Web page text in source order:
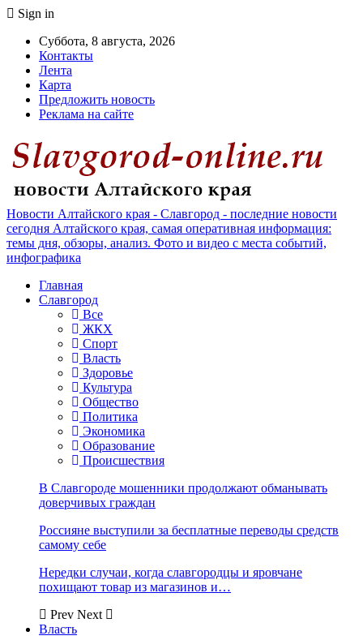
Sign in
Суббота, 8 августа, 2026
Контакты
Лента
Карта
Предложить новость
Реклама на сайте
Новости Алтайского края - Славгород - последние новости
сегодня Алтайского края, самая оперативная информация:
темы дня, обзоры, анализ. Фото и видео с места событий,
инфографика
Главная
Славгород
Все
ЖКХ
Спорт
Власть
Здоровье
Культура
Общество
Политика
Экономика
Образование
Происшествия
В Славгороде мошенники продолжают обманывать
доверчивых граждан
Россияне выступили за бесплатные переводы средств
самому себе
Нередки случаи, когда славгородцы и яровчане
похищают товар из магазинов и…
Prev Next
Власть